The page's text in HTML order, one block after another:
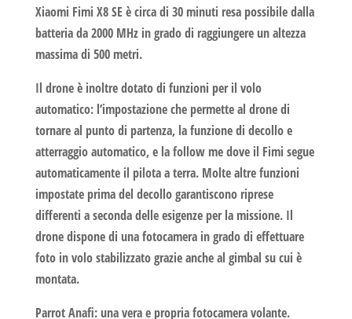
Xiaomi Fimi X8 SE è circa di 30 minuti resa possibile dalla
batteria da 2000 MHz in grado di raggiungere un altezza
massima di 500 metri.
Il drone è inoltre dotato di funzioni per il volo
automatico: l’impostazione che permette al drone di
tornare al punto di partenza, la funzione di decollo e
atterraggio automatico, e la follow me dove il Fimi segue
automaticamente il pilota a terra. Molte altre funzioni
impostate prima del decollo garantiscono riprese
differenti a seconda delle esigenze per la missione. Il
drone dispone di una fotocamera in grado di effettuare
fotoin volo stabilizzato grazie anche al gimbal su cui è
montata.
Parrot Anafi:una vera e propria fotocamera volante.